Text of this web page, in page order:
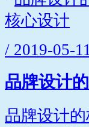
/ 2019-05-
品牌设计
品牌设计